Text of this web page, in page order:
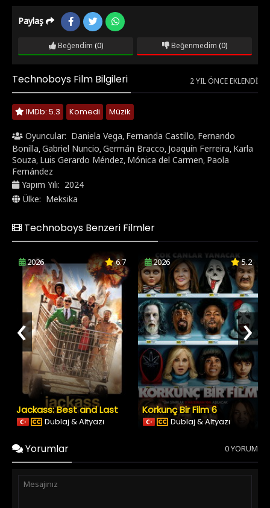
Paylaş
Beğendim (0) Beğenmedim (0)
Technoboys Film Bilgileri 2 YIL ÖNCE EKLENDI
IMDb: 5.3 Komedi Müzik
Oyuncular: Daniela Vega, Fernanda Castillo, Fernando
Bonilla,Gabriel Nuncio,Germán Bracco, Joaquín Ferreira, Karla
Souza, Luis Gerardo Méndez, Mónica del Carmen, Paola
Fernández
Yapım Yılı: 2024
Ülke: Meksika
Technoboys Benzeri Filmler
2026 6.7
Jackass: Best and Last
Dublaj & Altyazı
2026 5.2
Korkunç Bir Film 6
Dublaj & Altyazı
‹ ›
Yorumlar 0 YORUM